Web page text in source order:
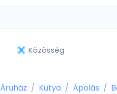
Közösség
Áruház Kutya Ápolás